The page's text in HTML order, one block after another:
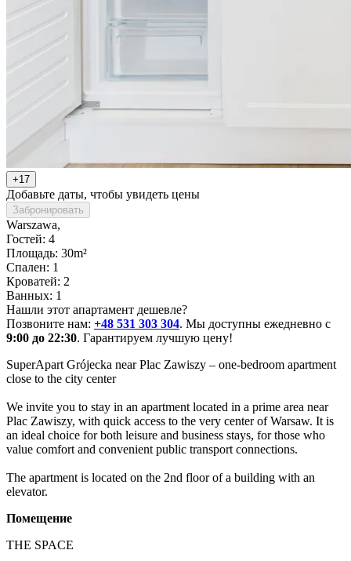
+17
Добавьте даты, чтобы увидеть цены
Забронировать
Warszawa,
Гостей: 4
Площадь: 30m²
Спален: 1
Кроватей: 2
Ванных: 1
Нашли этот апартамент дешевле?
Позвоните нам: +48 531 303 304. Мы доступны ежедневно с
9:00 до 22:30. Гарантируем лучшую цену!
SuperApart Grójecka near Plac Zawiszy – one-bedroom apartment
close to the city center
We invite you to stay in an apartment located in a prime area near
Plac Zawiszy, with quick access to the very center of Warsaw. It is
an ideal choice for both leisure and business stays, for those who
value comfort and convenient public transport connections.
The apartment is located on the 2nd floor of a building with an
elevator.
Помещение
THE SPACE